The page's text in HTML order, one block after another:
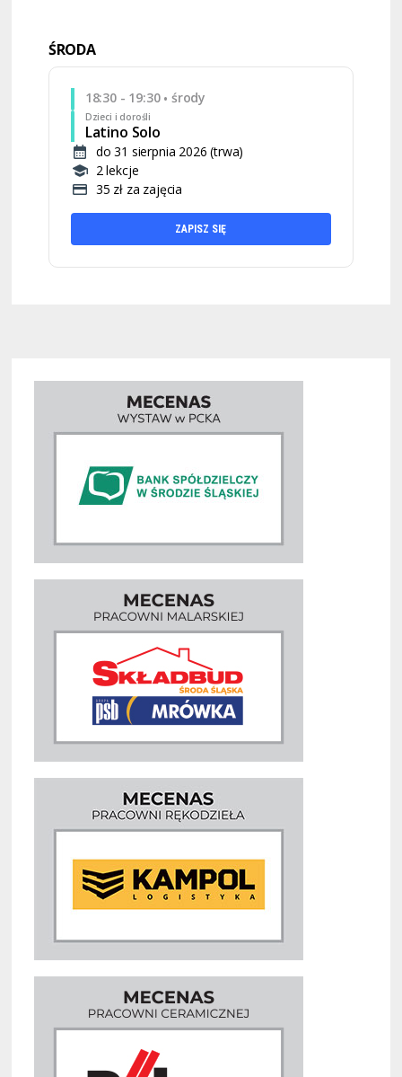
ŚRODA
18:30 - 19:30• środy
Dzieci i dorośli
Latino Solo
do 31 sierpnia 2026 (trwa)
2 lekcje
35 zł za zajęcia
ZAPISZ SIĘ